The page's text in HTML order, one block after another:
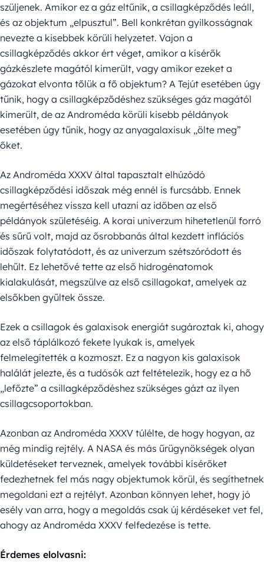
szüljenek. Amikor ez a gáz eltűnik, a csillagképződés leáll,
és az objektum „elpusztul”. Bell konkrétan gyilkosságnak
nevezte a kisebbek körüli helyzetet. Vajon a
csillagképződés akkor ért véget, amikor a kísérők
gázkészlete magától kimerült, vagy amikor ezeket a
gázokat elvonta tőlük a fő objektum? A Tejút esetében úgy
tűnik, hogy a csillagképződéshez szükséges gáz magától
kimerült, de az Androméda körüli kisebb példányok
esetében úgy tűnik, hogy az anyagalaxisuk „ölte meg”
őket.
Az Androméda XXXV által tapasztalt elhúzódó
csillagképződési időszak még ennél is furcsább. Ennek
megértéséhez vissza kell utazni az időben az első
példányok születéséig. A korai univerzum hihetetlenül forró
és sűrű volt, majd az ősrobbanás által kezdett inflációs
időszak folytatódott, és az univerzum szétszóródott és
lehűlt. Ez lehetővé tette az első hidrogénatomok
kialakulását, megszülve az első csillagokat, amelyek az
elsőkben gyűltek össze.
Ezek a csillagok és galaxisok energiát sugároztak ki, ahogy
az első táplálkozó fekete lyukak is, amelyek
felmelegítették a kozmoszt. Ez a nagyon kis galaxisok
halálát jelezte, és a tudósók azt feltételezik, hogy ez a hő
„lefőzte” a csillagképződéshez szükséges gázt az ilyen
csillagcsoportokban.
Azonban az Androméda XXXV túlélte, de hogy hogyan, az
még mindig rejtély. A NASA és más űrügynökségek olyan
küldetéseket terveznek, amelyek további kísérőket
fedezhetnek fel más nagy objektumok körül, és segíthetnek
megoldani ezt a rejtélyt. Azonban könnyen lehet, hogy jó
esély van arra, hogy a megoldás csak új kérdéseket vet fel,
ahogy az Androméda XXXV felfedezése is tette.
Érdemes elolvasni: